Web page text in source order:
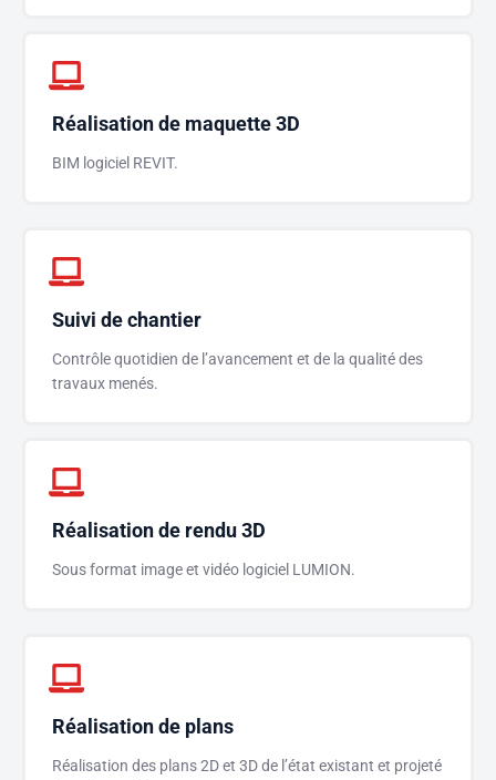
Réalisation de maquette 3D
BIM logiciel REVIT.
Suivi de chantier
Contrôle quotidien de l’avancement et de la qualité des
travaux menés.
Réalisation de rendu 3D
Sous format image et vidéo logiciel LUMION.
Réalisation de plans
Réalisation des plans 2D et 3D de l’état existant et projeté